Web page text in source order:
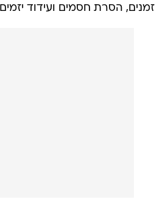
זמנים, הסרת חסמים ועידוד